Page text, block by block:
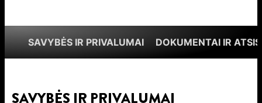
SAVYBĖS IR PRIVALUMAI DOKUMENTAI IR
SAVYBĖS IR PRIVALUMAI